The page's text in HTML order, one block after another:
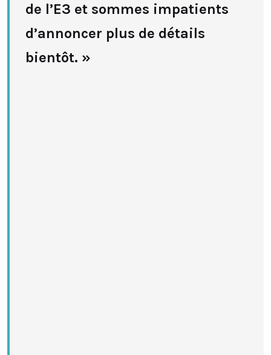
de l’E3 et sommes impatients
d’annoncer plus de détails
bientôt. »